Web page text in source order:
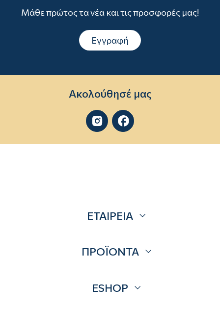
Μάθε πρώτος τα νέα και τις προσφορές μας!
Εγγραφή
Ακολούθησέ μας
 
ΕΤΑΙΡΕΙΑ
Επικοινωνία
ΠΡΟΪΟΝΤΑ
Brands
ESHOP